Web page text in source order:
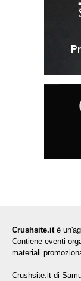
Crushsite.it è
Contiene eventi
materiali
Crushsite.it di